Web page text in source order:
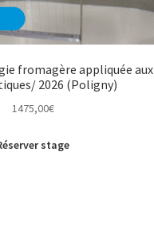
fromagère appliquée aux
2026 (Poligny)
1475,00€
stage